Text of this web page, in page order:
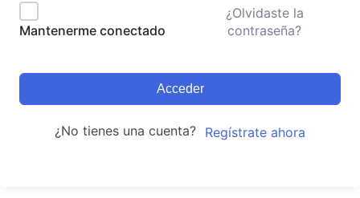
Mantenerme conectado
¿Olvidaste la
contraseña?
Acceder
¿No tienes una cuenta? Regístrate ahora